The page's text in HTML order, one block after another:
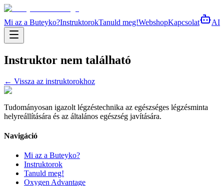
Mi az a Buteyko?InstruktorokTanuld meg!WebshopKapcsolat AI
Instruktor nem található
← Vissza az instruktorokhoz
Tudományosan igazolt légzéstechnika az egészséges légzésminta
helyreállítására és az általános egészség javítására.
Navigáció
Mi az a Buteyko?
Instruktorok
Tanuld meg!
Oxygen Advantage